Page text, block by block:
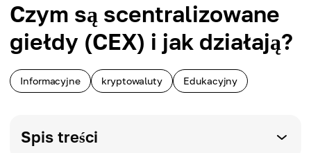
Czym są scentralizowane
giełdy (CEX) i jak działają?
Informacyjne kryptowaluty Edukacyjny
Spis treści